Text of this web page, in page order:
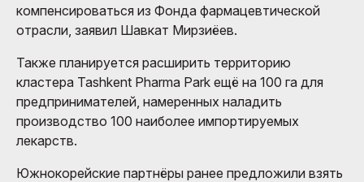
компенсироваться из Фонда фармацевтической
отрасли, заявил Шавкат Мирзиёев.
Также планируется расширить территорию
кластера Tashkent Pharma Park ещё на 100 га для
предпринимателей, намеренных наладить
производство 100 наиболее импортируемых
лекарств.
Южнокорейские партнёры ранее предложили взять